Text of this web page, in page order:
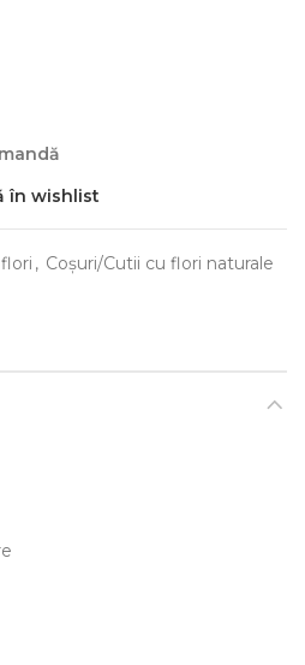
în wishlist
, Coșuri/Cutii cu flori naturale